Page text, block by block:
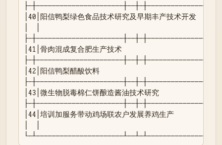
├─┼──────────────────────┼──┼─┼───────────────┼──┤
│40│阳信鸭梨绿色食品技术研究及早期丰产技术开
├─┼──────────────────────┼──┼─┼───────────────┼──┤
│41│骨肉混成复合肥生产技术                      │
├─┼──────────────────────┼──┼─┼───────────────┼──┤
│42│阳信鸭梨醋酸饮料                            │
├─┼──────────────────────┼──┼─┼───────────────┼──┤
│43│微生物脱毒棉仁饼酿造酱油技术研究
├─┼──────────────────────┼──┼─┼───────────────┼──┤
│44│培训加服务带动鸡场联农户发展养鸡生产
└─┴──────────────────────┴──┴─┴───────────────┴──┘